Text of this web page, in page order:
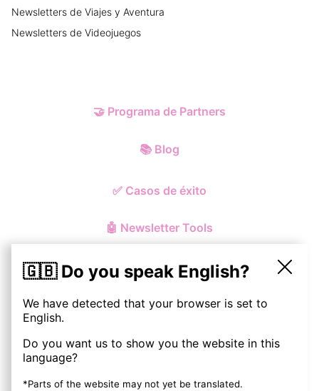
🇬🇧 Do you speak English?
We have detected that your browser is set to
English.
Do you want us to show you the website in this
language?
*Parts of the website may not yet be translated.
Newsletters de Viajes y Aventura
Newsletters de Videojuegos
🤝 Programa de Partners
📚 Blog
✅ Casos de éxito
🤖 Newsletter Tools
© ohmynewst2026
Política de Privacidad y Cookies
Aviso Legal